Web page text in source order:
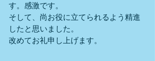
す。感激です。
そして、尚お役に立てられるよう精進
したと思いました。
改めてお礼申し上げます。